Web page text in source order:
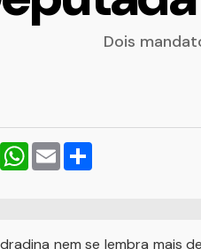
Dois
PinterestWhatsApp
Email
nem se lembra mais